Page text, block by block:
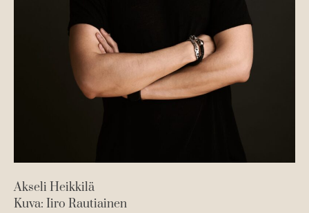
Akseli Heikkilä
Kuva: Iiro Rautiainen